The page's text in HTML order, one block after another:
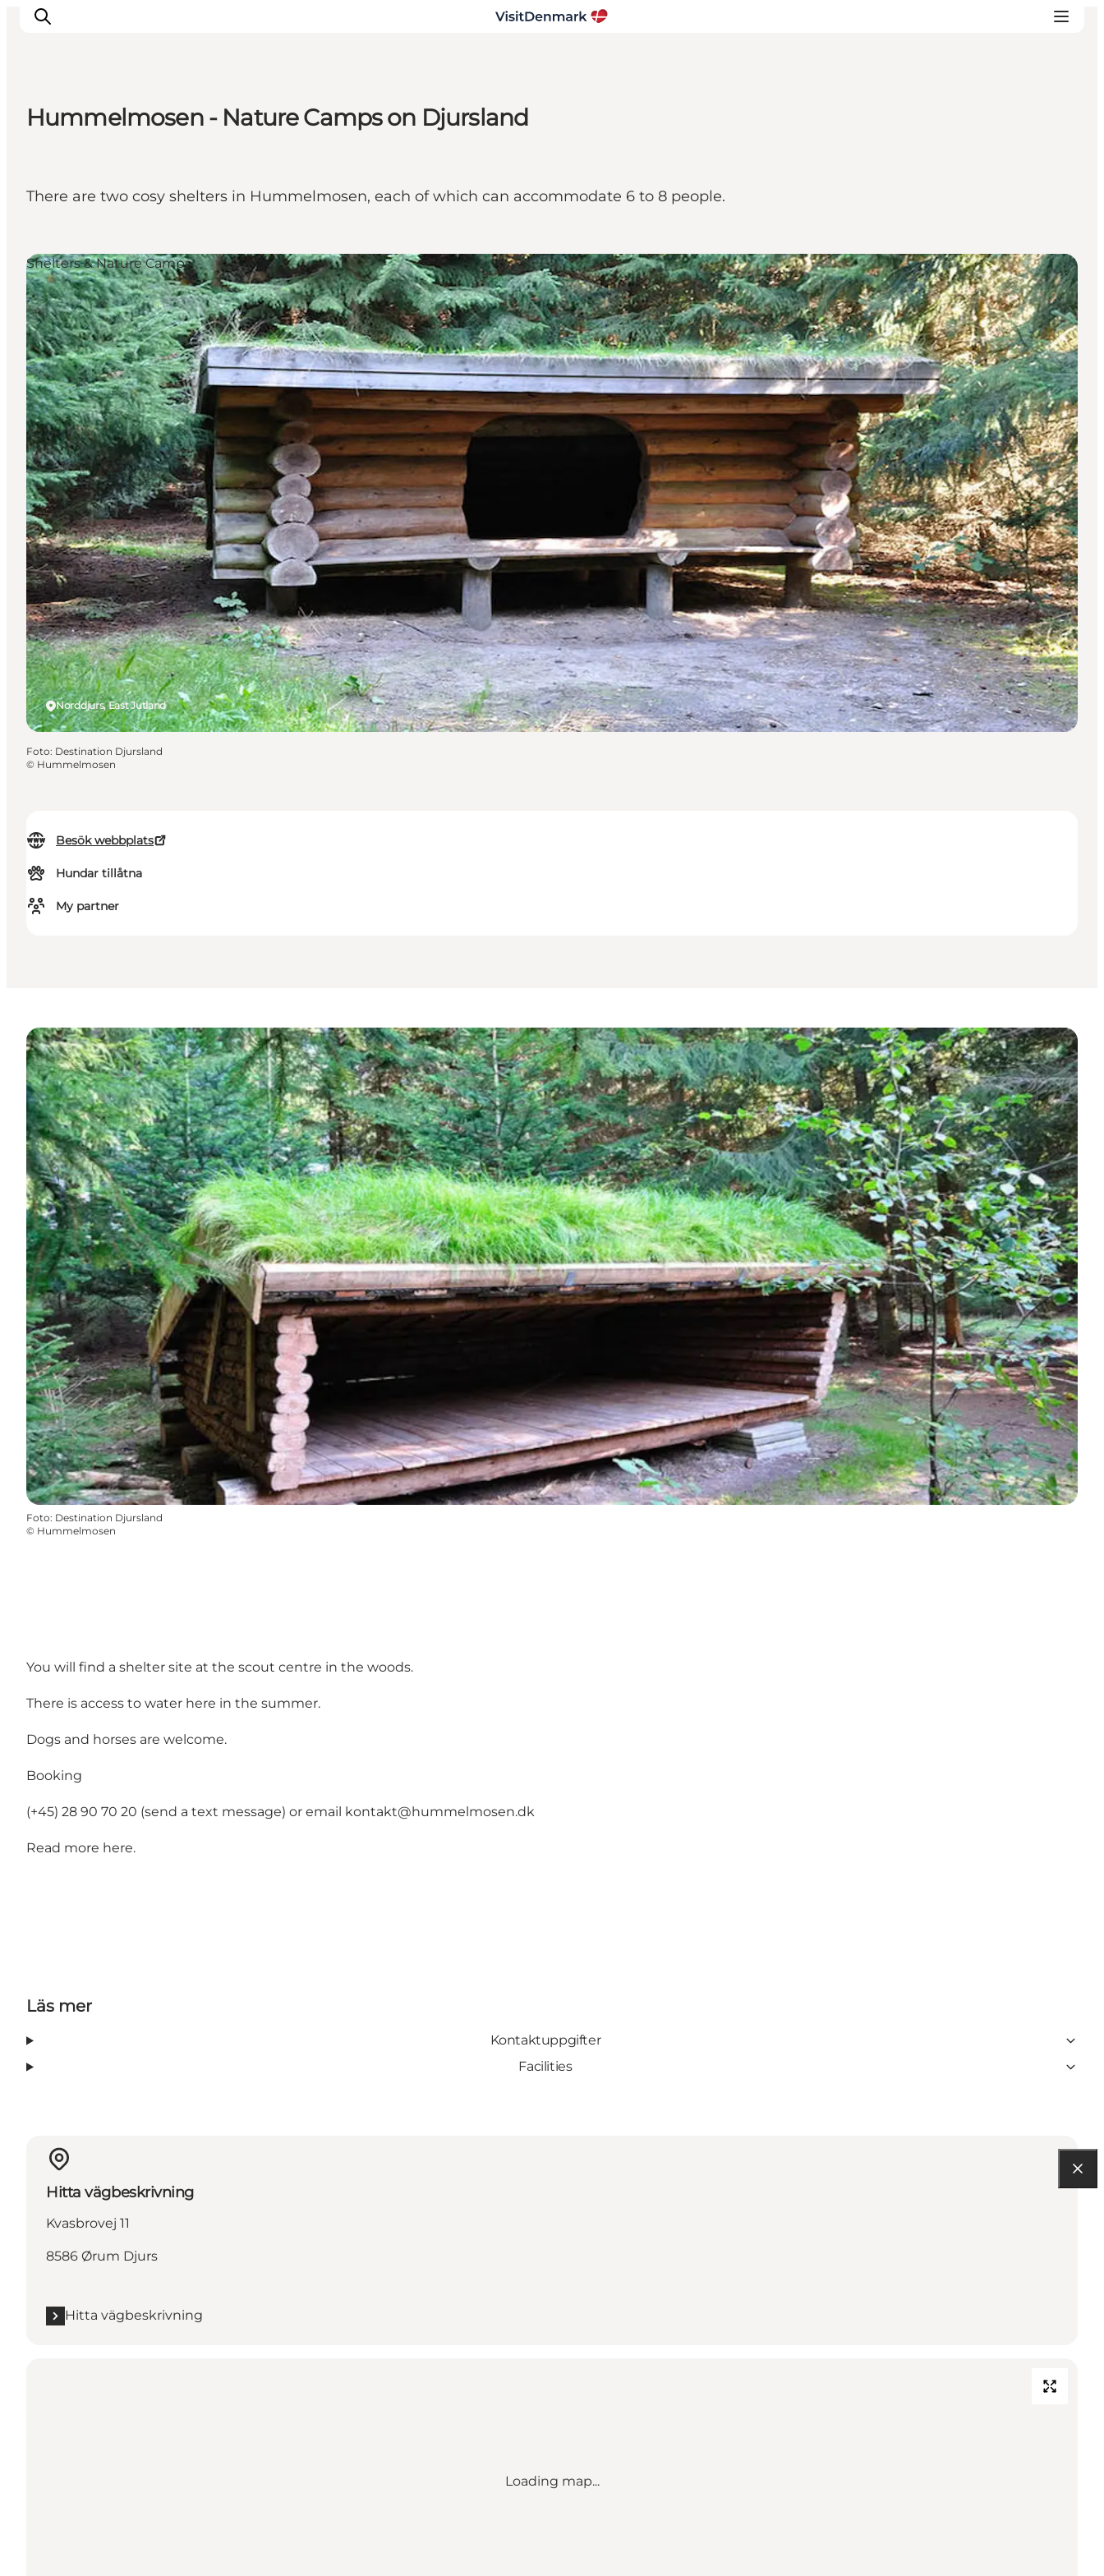
Aktiviteter
Hummelmosen - Nature Camps on Djursland
There are two cosy shelters in Hummelmosen, each of which can accommodate 6 to 8 people.
Besök webbplats
Hundar tillåtna
My partner
Norddjurs, East Jutland
Shelters & Nature Camps
Foto: Destination Djursland
© Hummelmosen
Foto: Destination Djursland
© Hummelmosen
You will find a shelter site at the scout centre in the woods.
There is access to water here in the summer.
Dogs and horses are welcome.
Booking
(+45) 28 90 70 20 (send a text message) or email kontakt@hummelmosen.dk
Read more here.
Läs mer
Kontaktuppgifter
Facilities
Hitta vägbeskrivning
Kvasbrovej 11
8586 Ørum Djurs
Hitta vägbeskrivning
Loading map...